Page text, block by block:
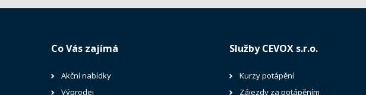
Co Vás zajímá
Akční nabídky
Výprodej
Služby CEVOX s.r.o.
Kurzy potápění
Zájezdy za potápěním